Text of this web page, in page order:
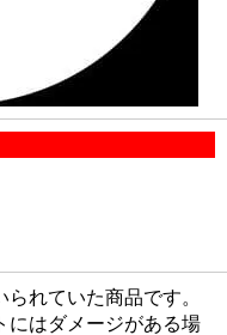
れていた商品です。
にはダメージがある場